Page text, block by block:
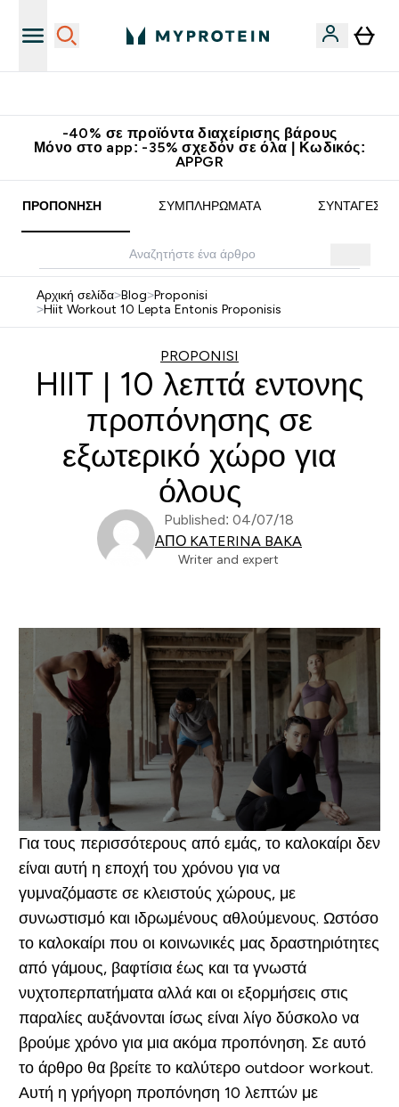
-40% σε προϊόντα διαχείρισης βάρους
Μόνο στο app: -35% σχεδόν σε όλα | Κωδικός:
APPGR
ΠΡΟΠΌΝΗΣΗ ΣΥΜΠΛΗΡΏΜΑΤΑ ΣΥΝΤΑΓΈΣ
Αρχική σελίδα>Blog>Proponisi
>Hiit Workout 10 Lepta Entonis Proponisis
PROPONISI
HIIT | 10 λεπτά εντονης
προπόνησης σε
εξωτερικό χώρο για
όλους
Published: 04/07/18
ΑΠΌ KATERINA BAKA
Writer and expert
Για τους περισσότερους από εμάς, το καλοκαίρι δεν
είναι αυτή η εποχή του χρόνου για να
γυμναζόμαστε σε κλειστούς χώρους, με
συνωστισμό και ιδρωμένους αθλούμενους. Ωστόσο
το καλοκαίρι που οι κοινωνικές μας δραστηριότητες
από γάμους, βαφτίσια έως και τα γνωστά
νυχτοπερπατήματα αλλά και οι εξορμήσεις στις
παραλίες αυξάνονται ίσως είναι λίγο δύσκολο να
βρούμε χρόνο για μια ακόμα προπόνηση. Σε αυτό
το άρθρο θα βρείτε το καλύτερο outdoor workout.
Αυτή η γρήγορη προπόνηση 10 λεπτών με